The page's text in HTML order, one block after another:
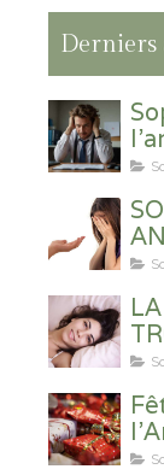
Derniers